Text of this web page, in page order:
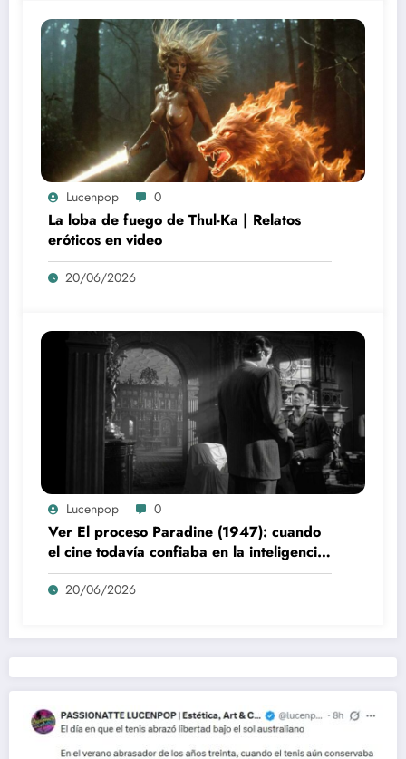
Lucenpop 0
La loba de fuego de Thul-Ka | Relatos
eróticos en video
20/06/2026
Lucenpop 0
Ver El proceso Paradine (1947): cuando
el cine todavía confiaba en la inteligencia
del espectador
20/06/2026